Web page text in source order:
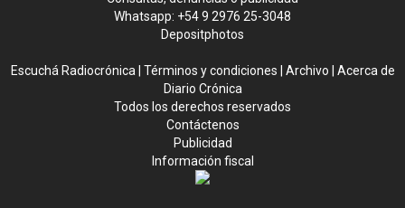
Whatsapp: +54 9 2976 25-3048
Depositphotos
Escuchá Radiocrónica Términos y condiciones Archivo
Acerca de
Diario Crónica
Todos los derechos reservados
Contáctenos
Publicidad
Información fiscal